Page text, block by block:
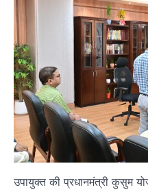
उपायुक्त की प्रधानमंत्री कुसुम